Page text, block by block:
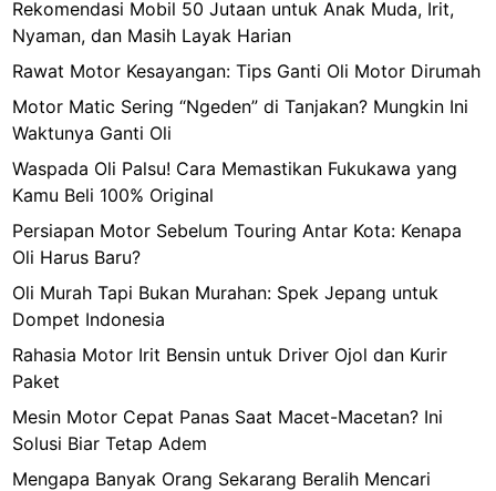
Rekomendasi Mobil 50 Jutaan untuk Anak Muda, Irit,
Nyaman, dan Masih Layak Harian
Rawat Motor Kesayangan: Tips Ganti Oli Motor Dirumah
Motor Matic Sering “Ngeden” di Tanjakan? Mungkin Ini
Waktunya Ganti Oli
Waspada Oli Palsu! Cara Memastikan Fukukawa yang
Kamu Beli 100% Original
Persiapan Motor Sebelum Touring Antar Kota: Kenapa
Oli Harus Baru?
Oli Murah Tapi Bukan Murahan: Spek Jepang untuk
Dompet Indonesia
Rahasia Motor Irit Bensin untuk Driver Ojol dan Kurir
Paket
Mesin Motor Cepat Panas Saat Macet-Macetan? Ini
Solusi Biar Tetap Adem
Mengapa Banyak Orang Sekarang Beralih Mencari